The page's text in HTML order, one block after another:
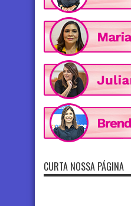
CURTA NOSSA PÁGINA